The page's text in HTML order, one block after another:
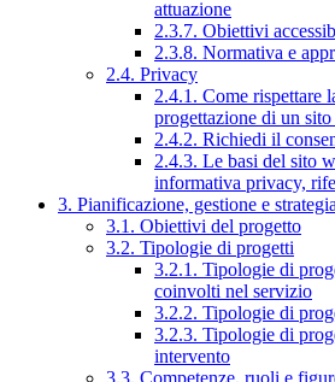
attuazione
2.3.7. Obiettivi
2.3.8. Normativa e
2.4. Privacy
2.4.1. Come rispettare
progettazione di un
2.4.2. Richiedi il
2.4.3. Le basi del sito
informativa privacy,
3. Pianificazione, gestione e strategia
3.1. Obiettivi del progetto
3.2. Tipologie di progetti
3.2.1. Tipologie di
coinvolti nel servizio
3.2.2. Tipologie di
3.2.3. Tipologie di
intervento
3.3. Competenze, ruoli e